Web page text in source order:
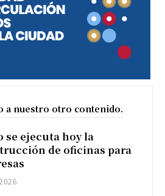
a nuestro otro contenido.
se ejecuta hoy la
de oficinas para